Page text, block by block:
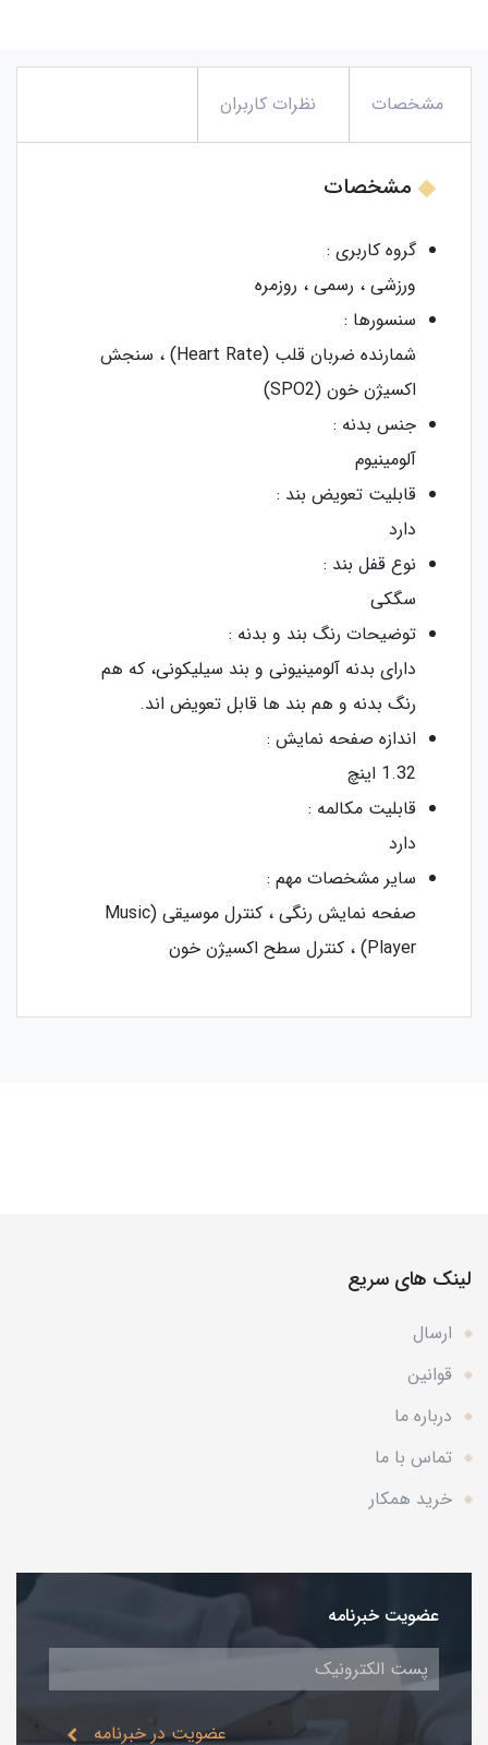
مشخصات نظرات کاربران
مشخصات
گروه کاربری :
ورزشی ، رسمی ، روزمره
سنسورها :
شمارنده ضربان قلب (Heart Rate) ، سنجش
اکسیژن خون (SPO2)
جنس بدنه :
آلومینیوم
قابلیت تعویض بند :
دارد
نوع قفل بند :
سگکی
توضیحات رنگ بند و بدنه :
دارای بدنه آلومینیونی و بند سیلیکونی، که هم
رنگ بدنه و هم بند ها قابل تعویض اند.
اندازه صفحه نمایش :
1.32 اینچ
قابلیت مکالمه :
دارد
سایر مشخصات مهم :
صفحه نمایش رنگی ، کنترل موسیقی (Music
Player) ، کنترل سطح اکسیژن خون
لینک های سریع
ارسال
قوانین
درباره ما
تماس با ما
خرید همکار
عضویت خبرنامه
عضویت در خبرنامه